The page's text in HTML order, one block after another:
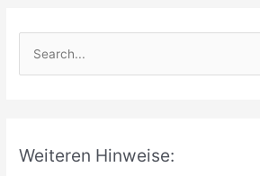
n
Weiteren Hinweise: